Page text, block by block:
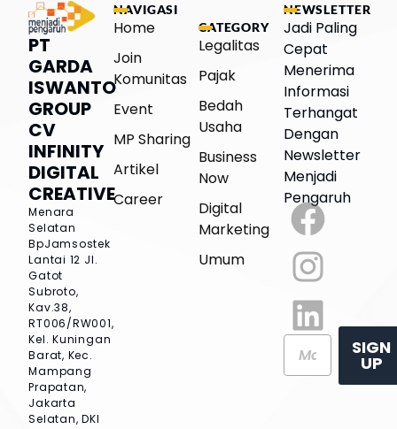
PT
GARDA
ISWANTO
GROUP
CV
INFINITY
DIGITAL
CREATIVE
Menara
Selatan
BpJamsostek
Lantai 12 Jl.
Gatot
Subroto,
Kav.38,
RT006/RW001,
Kel. Kuningan
Barat, Kec.
Mampang
Prapatan,
Jakarta
Selatan, DKI
NAVIGASI
Home
Join
Komunitas
Event
MP Sharing
Artikel
Career
CATEGORY
Legalitas
Pajak
Bedah
Usaha
Business
Now
Digital
Marketing
Umum
NEWSLETTER
Jadi Paling
Cepat
Menerima
Informasi
Terhangat
Dengan
Newsletter
Menjadi
Pengaruh
SIGN
UP